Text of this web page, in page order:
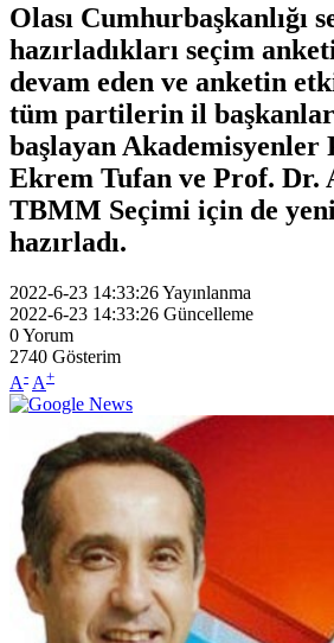
Olası Cumhurbaşkanlığı
hazırladıkları seçim
devam eden ve anketin
tüm partilerin il
başlayan Akademisyenler
Ekrem Tufan ve Prof. Dr.
TBMM Seçimi için de
hazırladı.
2022-6-23 14:33:26Yayınlanma
2022-6-23 14:33:26 Güncelleme
0Yorum
2740 Gösterim
A- A+